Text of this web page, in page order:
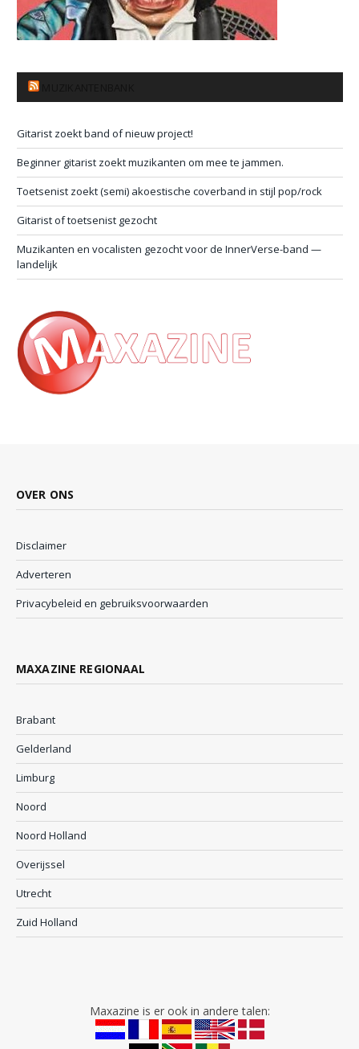
Gitarist zoekt band of nieuw project!
Beginner gitarist zoekt muzikanten om mee te jammen.
Toetsenist zoekt (semi) akoestische coverband in stijl pop/rock
Gitarist of toetsenist gezocht
Muzikanten en vocalisten gezocht voor de InnerVerse-band —
landelijk
OVER ONS
Disclaimer
Adverteren
Privacybeleid en gebruiksvoorwaarden
MAXAZINE REGIONAAL
Brabant
Gelderland
Limburg
Noord
Noord Holland
Overijssel
Utrecht
Zuid Holland
Maxazine is er ook in andere talen: